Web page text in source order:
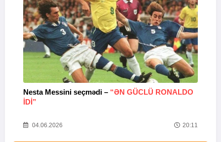
Nesta Messini seçmədi – “ƏN GÜCLÜ RONALDO
IDI”
04.06.2026 20:11